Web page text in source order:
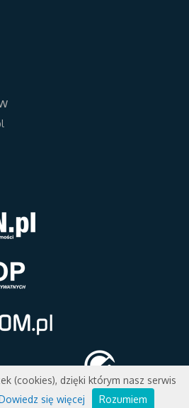
(cookies), dzięki którym nasz serwis
się więcej Rozumiem